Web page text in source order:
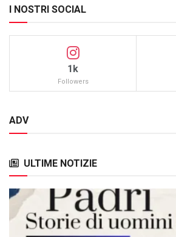
I NOSTRI SOCIAL
1k
Followers
ADV
ULTIME NOTIZIE